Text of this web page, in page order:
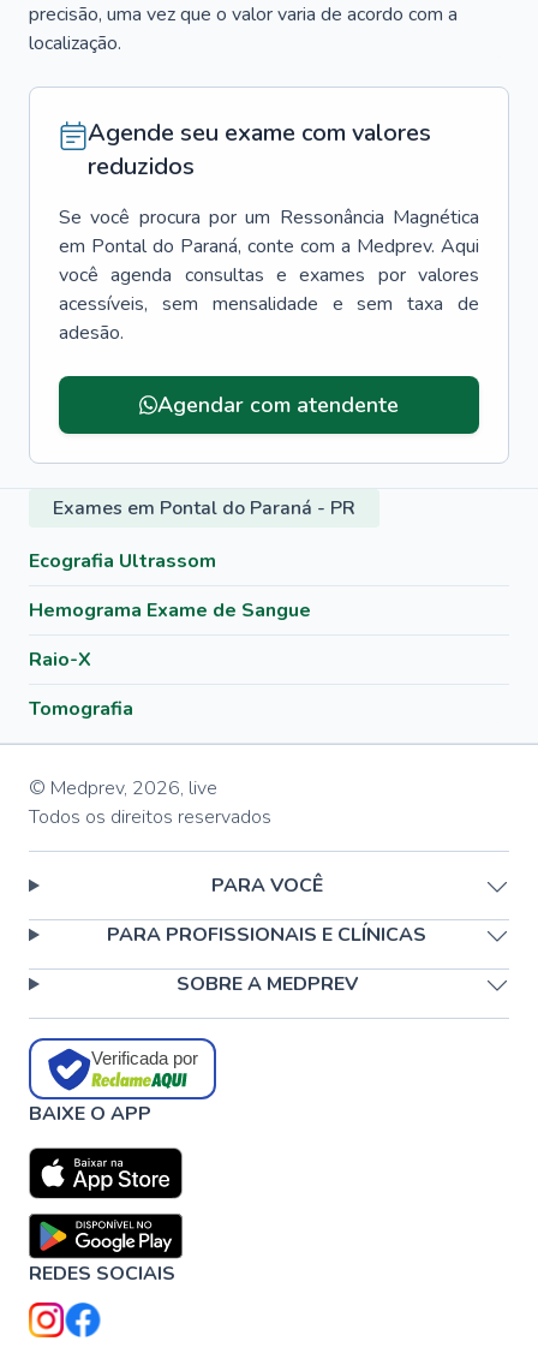
precisão, uma vez que o valor varia de acordo com a
localização.
Agende seu exame com valores
reduzidos
Se você procura por um Ressonância Magnética
em Pontal do Paraná, conte com a Medprev. Aqui
você agenda consultas e exames por valores
acessíveis, sem mensalidade e sem taxa de
adesão.
Agendar com atendente
Exames em Pontal do Paraná - PR
Ecografia Ultrassom
Hemograma Exame de Sangue
Raio-X
Tomografia
© Medprev, 2026, live
Todos os direitos reservados
PARA VOCÊ
PARA PROFISSIONAIS E CLÍNICAS
SOBRE A MEDPREV
Verificada por
BAIXE O APP
REDES SOCIAIS